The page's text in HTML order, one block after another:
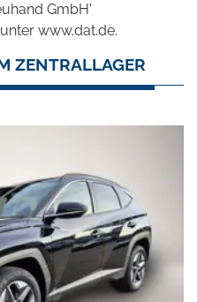
GmbH'
www.dat.de.
ZENTRALLAGER